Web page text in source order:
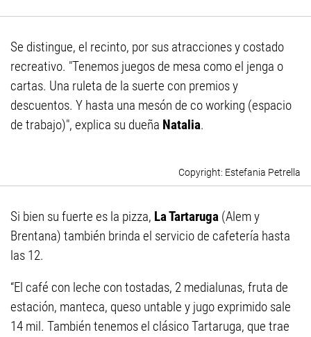
Se distingue, el recinto, por sus atracciones y costado
recreativo. "Tenemos juegos de mesa como el jenga o
cartas. Una ruleta de la suerte con premios y
descuentos. Y hasta una mesón de co working (espacio
de trabajo)", explica su dueña Natalia.
Estefania Petrella
Si bien su fuerte es la pizza, La Tartaruga (Alem y
Brentana) también brinda el servicio de cafetería hasta
las 12.
“El café con leche con tostadas, 2 medialunas, fruta de
estación, manteca, queso untable y jugo exprimido sale
14 mil. También tenemos el clásico Tartaruga, que trae